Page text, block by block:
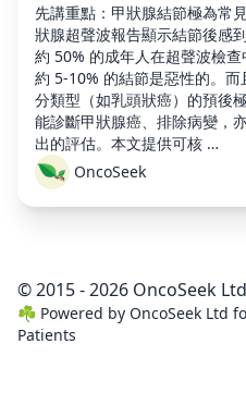
先講重點：甲狀腺結節極為常
狀腺超聲波報告顯示結節後感
約 50% 的成年人在超聲波檢
約 5-10% 的結節是惡性的。
分類型（如乳頭狀癌）的預後
能診斷甲狀腺癌、排除病變，
出的評估。本文提供可核 …
OncoSeek
© 2015 - 2026 OncoSeek
☘️ Powered by OncoSeek Ltd
Patients